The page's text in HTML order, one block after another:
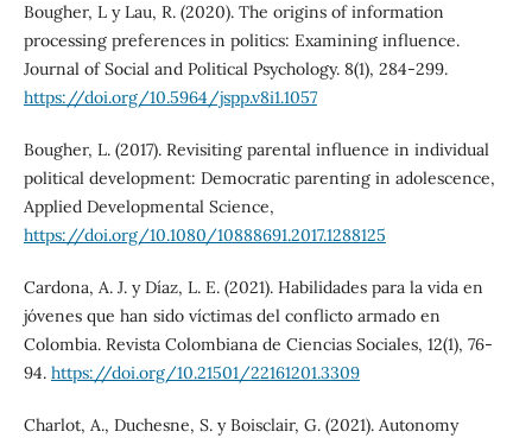
Bougher, L y Lau, R. (2020). The origins of information
processing preferences in politics: Examining influence.
Journal of Social and Political Psychology. 8(1), 284-299.
https://doi.org/10.5964/jspp.v8i1.1057
Bougher, L. (2017). Revisiting parental influence in individual
political development: Democratic parenting in adolescence,
Applied Developmental Science,
https://doi.org/10.1080/10888691.2017.1288125
Cardona, A. J. y Díaz, L. E. (2021). Habilidades para la vida en
jóvenes que han sido víctimas del conflicto armado en
Colombia. Revista Colombiana de Ciencias Sociales, 12(1), 76-
94. https://doi.org/10.21501/22161201.3309
Charlot, A., Duchesne, S. y Boisclair, G. (2021). Autonomy